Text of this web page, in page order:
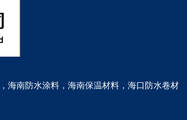
， 海南防水涂料 ， 海南保温材料 ， 海口防水卷材